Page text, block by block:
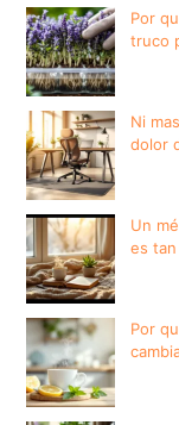
Por
truco
Ni
dolor
Un
es
Por